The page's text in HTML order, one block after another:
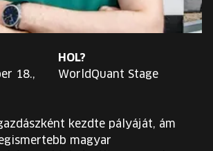
EN
Change
language:
HOL?
18.,
WorldQuant Stage
kezdte pályáját, ám
magyar